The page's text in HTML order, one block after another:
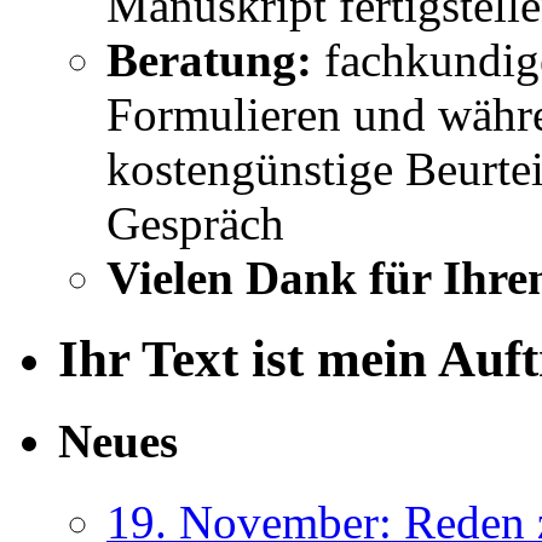
Beratung:
Formulieren und
kostengünstige
Gespräch
Vielen Dank für
Ihr Text ist mein
Neues
19. November: